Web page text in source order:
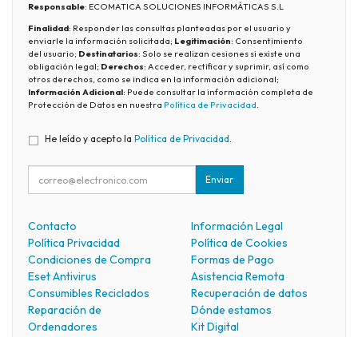
Responsable: ECOMATICA SOLUCIONES INFORMÁTICAS S.L
Finalidad: Responder las consultas planteadas por el usuario y
enviarle la información solicitada; Legitimación: Consentimiento
del usuario; Destinatarios: Solo se realizan cesiones si existe una
obligación legal; Derechos: Acceder, rectificar y suprimir, así como
otros derechos, como se indica en la información adicional;
Información Adicional: Puede consultar la información completa de
Protección de Datos en nuestra Política de Privacidad
He leído y acepto la Política de Privacidad.
Enviar
Contacto
Información Legal
Política Privacidad
Política de Cookies
Condiciones de Compra
Formas de Pago
Eset Antivirus
Asistencia Remota
Consumibles Reciclados
Recuperación de datos
Reparación de
Ordenadores
Dónde estamos
Kit Digital